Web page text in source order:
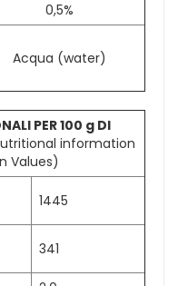
0,5%
Acqua (water)
PER 100 g DI
information
Values)
1445
341